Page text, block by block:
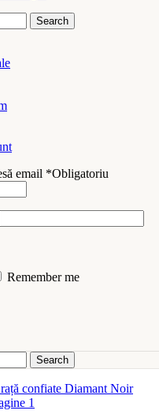
Search
email *Obligatoriu
Remember me
Search